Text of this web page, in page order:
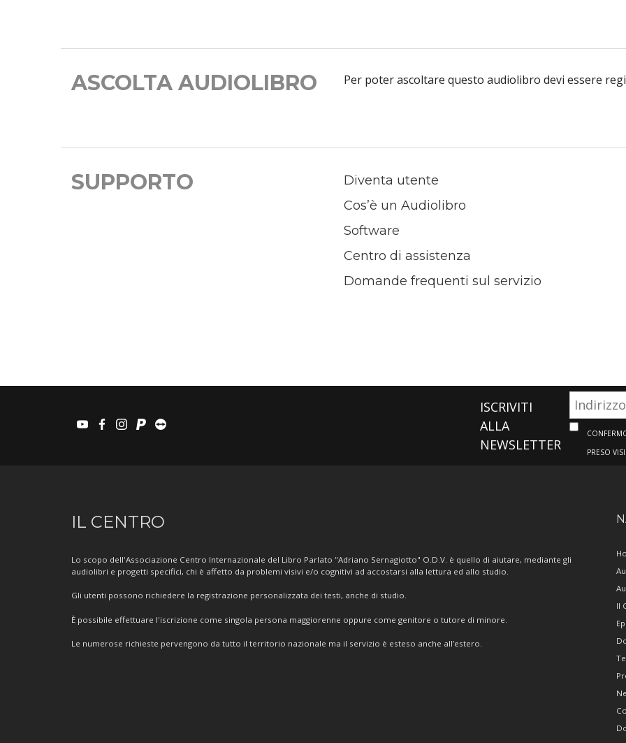
ASCOLTA AUDIOLIBRO Per poter ascoltare questo audiolibro devi essere
SUPPORTO
Diventa utente
Cos’è un Audiolibro
Software
Centro di assistenza
Domande frequenti sul servizio
youtubefacebook
instagram
paypalteamviewer
ISCRIVITI
ALLA
NEWSLETTER
PRESO
Informazioni
IL CENTRO
Lo scopo dell'Associazione Centro Internazionale del Libro Parlato "Adriano Sernagiotto" O.D.V. è quello di aiutare, mediante gli
audiolibri e progetti specifici, chi è affetto da problemi visivi e/o cognitivi ad accostarsi alla lettura ed allo studio.
Gli utenti possono richiedere la registrazione personalizzata dei testi, anche di studio.
È possibile effettuare l'iscrizione come singola persona maggiorenne oppure come genitore o tutore di minore.
Le numerose richieste pervengono da tutto il territorio nazionale ma il servizio è esteso anche all’estero.
Il